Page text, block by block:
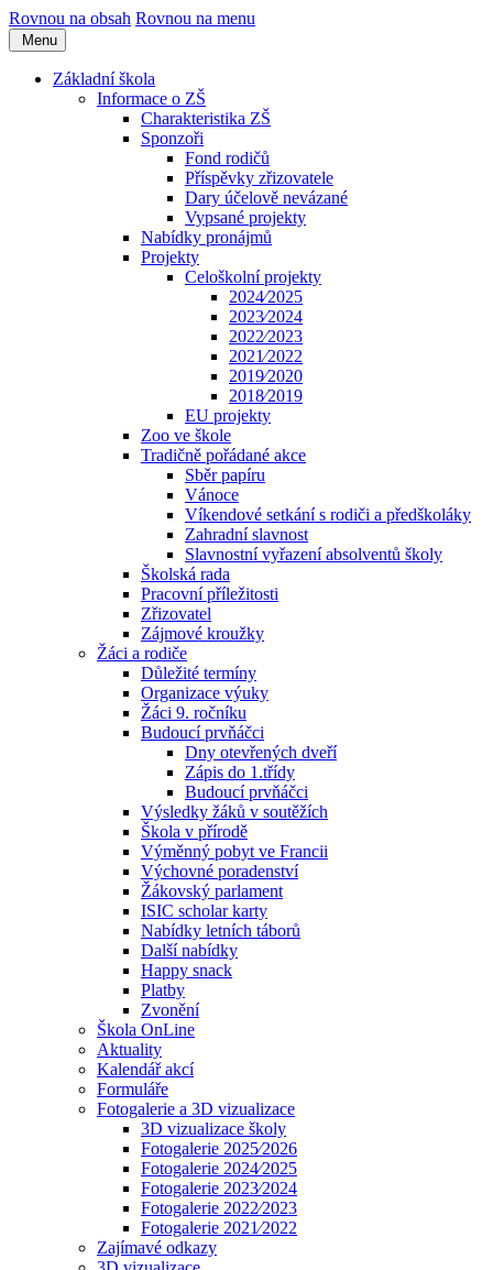
Rovnou na obsah Rovnou na menu
Menu
Základní škola
Informace o ZŠ
Charakteristika ZŠ
Sponzoři
Fond rodičů
Příspěvky zřizovatele
Dary účelově nevázané
Vypsané projekty
Nabídky pronájmů
Projekty
Celoškolní projekty
2024⁄2025
2023⁄2024
2022⁄2023
2021⁄2022
2019⁄2020
2018⁄2019
EU projekty
Zoo ve škole
Tradičně pořádané akce
Sběr papíru
Vánoce
Víkendové setkání s rodiči a předškoláky
Zahradní slavnost
Slavnostní vyřazení absolventů školy
Školská rada
Pracovní příležitosti
Zřizovatel
Zájmové kroužky
Žáci a rodiče
Důležité termíny
Organizace výuky
Žáci 9. ročníku
Budoucí prvňáčci
Dny otevřených dveří
Zápis do 1.třídy
Budoucí prvňáčci
Výsledky žáků v soutěžích
Škola v přírodě
Výměnný pobyt ve Francii
Výchovné poradenství
Žákovský parlament
ISIC scholar karty
Nabídky letních táborů
Další nabídky
Happy snack
Platby
Zvonění
Škola OnLine
Aktuality
Kalendář akcí
Formuláře
Fotogalerie a 3D vizualizace
3D vizualizace školy
Fotogalerie 2025⁄2026
Fotogalerie 2024⁄2025
Fotogalerie 2023⁄2024
Fotogalerie 2022⁄2023
Fotogalerie 2021⁄2022
Zajímavé odkazy